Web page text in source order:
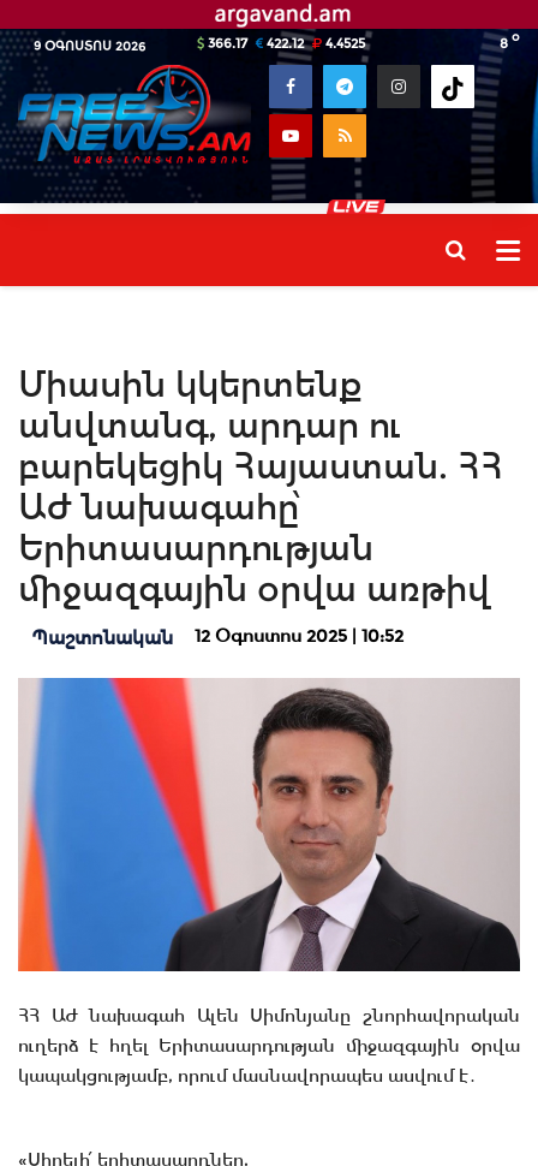
9 ՕԳՈՍՏՈՍ 2026 8 o
366.17 422.12 4.4525
Միասին կկերտենք
անվտանգ, արդար ու
բարեկեցիկ Հայաստան. ՀՀ
ԱԺ նախագահը՝
Երիտասարդության
միջազգային օրվա առթիվ
Պաշտոնական 12 Օգոստոս 2025 | 10:52
ՀՀ ԱԺ նախագահ Ալեն Սիմոնյանը շնորհավորական
ուղերձ է հղել Երիտասարդության միջազգային օրվա
կապակցությամբ, որում մասնավորապես ասվում է․
«Սիրելի՛ երիտասարդներ,